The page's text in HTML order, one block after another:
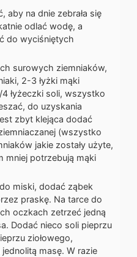
aby na dnie zebrała się
odlać wodę, a
do wyciśniętych
surowych ziemniaków,
2-3 łyżki mąki
łyżeczki soli, wszystko
do uzyskania
zbyt klejąca dodać
(wszystko
jakie zostały użyte,
mniej potrzebują mąki
miski, dodać ząbek
praskę. Na tarce do
oczkach zetrzeć jedną
Dodać nieco soli pieprzu
ziołowego,
masę. W razie